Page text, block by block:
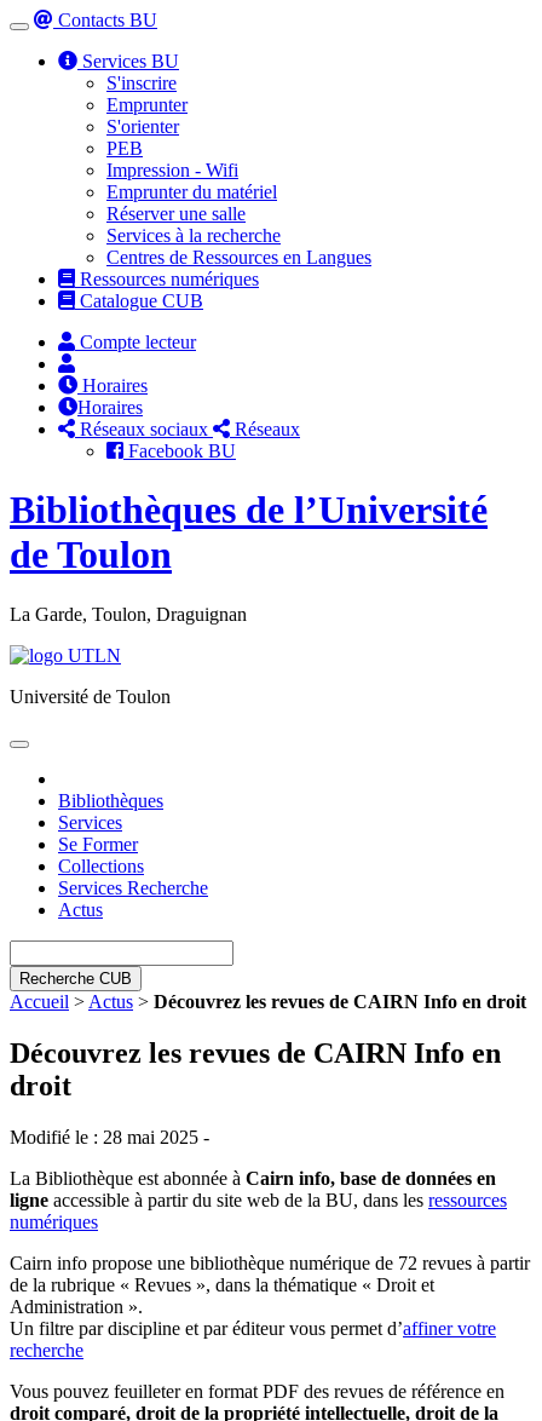
Toggle
navigation
Contacts BU
Services BU
S'inscrire
Emprunter
S'orienter
PEB
Impression - Wifi
Emprunter du matériel
Réserver une salle
Services à la recherche
Centres de Ressources en Langues
Ressources numériques
Catalogue CUB
Compte lecteur
Horaires
Horaires
Réseaux sociaux
Réseaux
Facebook BU
Bibliothèques de l’Université
de Toulon
La Garde, Toulon, Draguignan
Université de Toulon
Toggle
Bibliothèques
Services
Se Former
Collections
Services Recherche
Actus
Recherche CUB
Accueil > Actus > Découvrez les revues de CAIRN Info en droit
Découvrez les revues de CAIRN Info en
droit
Modifié le : 28 mai 2025 -
La Bibliothèque est abonnée à Cairn info, base de données en
ligne accessible à partir du site web de la BU, dans les ressources
numériques
Cairn info propose une bibliothèque numérique de 72 revues à partir
de la rubrique « Revues », dans la thématique « Droit et
Administration ».
Un filtre par discipline et par éditeur vous permet d’affiner votre
recherche
Vous pouvez feuilleter en format PDF des revues de référence en
droit comparé, droit de la propriété intellectuelle, droit de la